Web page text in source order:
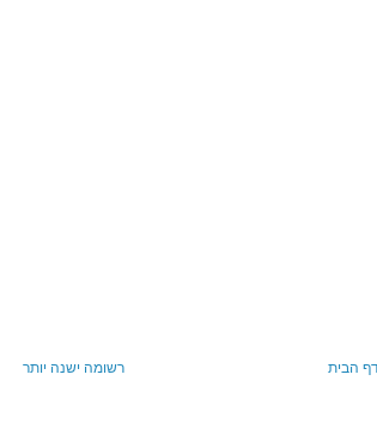
רשומה ישנה יותר
הבית